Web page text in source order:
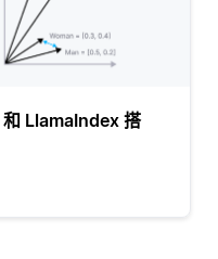
LlamaIndex 搭